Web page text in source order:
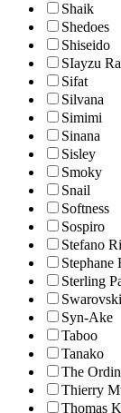
Shaik
Shedoes
Shiseido
SIayzu
Sifat
Silvana
Simimi
Sinana
Sisley
Smoky
Snail
Softness
Sospiro
Stefano
Stephane
Sterling
Swarovski
Syn-Ake
Taboo
Tanako
The
Thierry
Thomas